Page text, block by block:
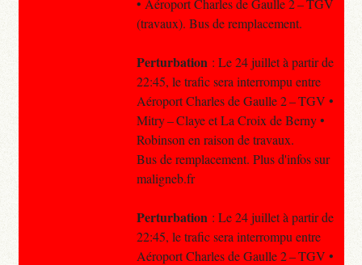
• Aéroport Charles de Gaulle 2 – TGV
(travaux). Bus de remplacement.
Perturbation : Le 24 juillet à partir de
22:45, le trafic sera interrompu entre
Aéroport Charles de Gaulle 2 – TGV •
Mitry – Claye et La Croix de Berny •
Robinson en raison de travaux.
Bus de remplacement. Plus d'infos sur
maligneb.fr
Perturbation : Le 24 juillet à partir de
22:45, le trafic sera interrompu entre
Aéroport Charles de Gaulle 2 – TGV •